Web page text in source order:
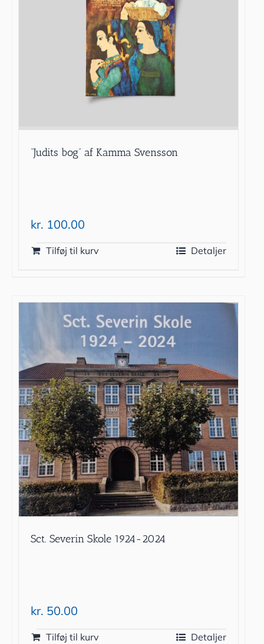
”Judits bog” af Kamma Svensson
kr. 100.00
Tilføj til kurv Detaljer
Sct. Severin Skole 1924-2024
kr. 50.00
Tilføj til kurv Detaljer